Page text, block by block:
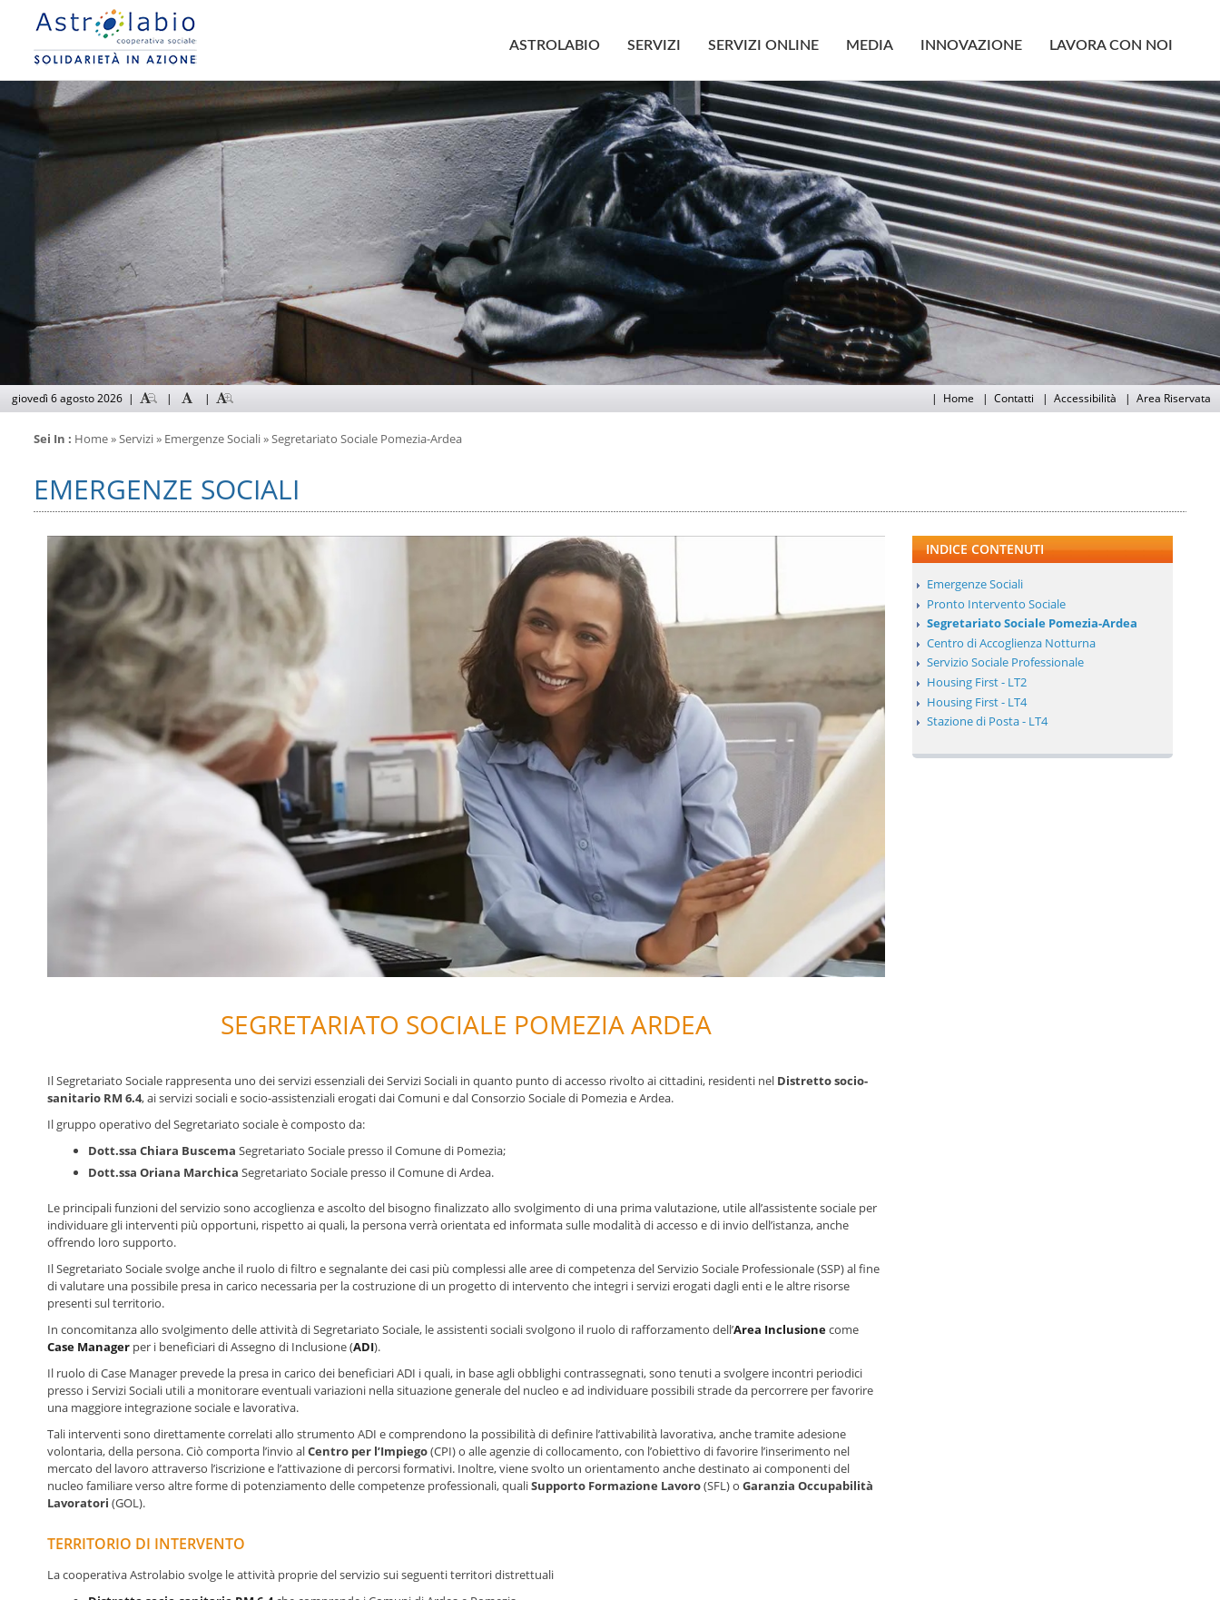
ASTROLABIO SERVIZI SERVIZI ONLINE MEDIA INNOVAZIONE LAVORA CON NOI
giovedì 6 agosto 2026 | | | | Home | Contatti | Accessibilità | Area Riservata
Sei In : Home»Servizi» Emergenze Sociali» Segretariato Sociale Pomezia-Ardea
EMERGENZE SOCIALI
SEGRETARIATO SOCIALE POMEZIA ARDEA
Il Segretariato Sociale rappresenta uno dei servizi essenziali dei Servizi Sociali in quanto punto di accesso rivolto ai cittadini, residenti nel Distretto socio-
sanitario RM 6.4, ai servizi sociali e socio-assistenziali erogati dai Comuni e dal Consorzio Sociale di Pomezia e Ardea.
Il gruppo operativo del Segretariato sociale è composto da:
Dott.ssa Chiara Buscema Segretariato Sociale presso il Comune di Pomezia;
Dott.ssa Oriana Marchica Segretariato Sociale presso il Comune di Ardea.
Le principali funzioni del servizio sono accoglienza e ascolto del bisogno finalizzato allo svolgimento di una prima valutazione, utile all’assistente sociale per
individuare gli interventi più opportuni, rispetto ai quali, la persona verrà orientata ed informata sulle modalità di accesso e di invio dell’istanza, anche
offrendo loro supporto.
Il Segretariato Sociale svolge anche il ruolo di filtro e segnalante dei casi più complessi alle aree di competenza del Servizio Sociale Professionale (SSP) al fine
di valutare una possibile presa in carico necessaria per la costruzione di un progetto di intervento che integri i servizi erogati dagli enti e le altre risorse
presenti sul territorio.
In concomitanza allo svolgimento delle attività di Segretariato Sociale, le assistenti sociali svolgono il ruolo di rafforzamento dell’Area Inclusionecome
Case Manager per i beneficiari di Assegno di Inclusione (ADI).
Il ruolo di Case Manager prevede la presa in carico dei beneficiari ADI i quali, in base agli obblighi contrassegnati, sono tenuti a svolgere incontri periodici
presso i Servizi Sociali utili a monitorare eventuali variazioni nella situazione generale del nucleo e ad individuare possibili strade da percorrere per favorire
una maggiore integrazione sociale e lavorativa.
Tali interventi sono direttamente correlati allo strumento ADI e comprendono la possibilità di definire l’attivabilità lavorativa, anche tramite adesione
volontaria, della persona. Ciò comporta l’invio alCentro per l’Impiego(CPI) o alle agenzie di collocamento, con l’obiettivo di favorire l’inserimento nel
mercato del lavoro attraverso l’iscrizione e l’attivazione di percorsi formativi. Inoltre, viene svolto un orientamento anche destinato ai componenti del
nucleo familiare verso altre forme di potenziamento delle competenze professionali, qualiSupporto Formazione Lavoro(SFL) o Garanzia Occupabilità
Lavoratori (GOL).
TERRITORIO DI INTERVENTO
La cooperativa Astrolabio svolge le attività proprie del servizio sui seguenti territori distrettuali
INDICE CONTENUTI
Emergenze Sociali
Pronto Intervento Sociale
Segretariato Sociale Pomezia-Ardea
Centro di Accoglienza Notturna
Servizio Sociale Professionale
Housing First - LT2
Housing First - LT4
Stazione di Posta - LT4